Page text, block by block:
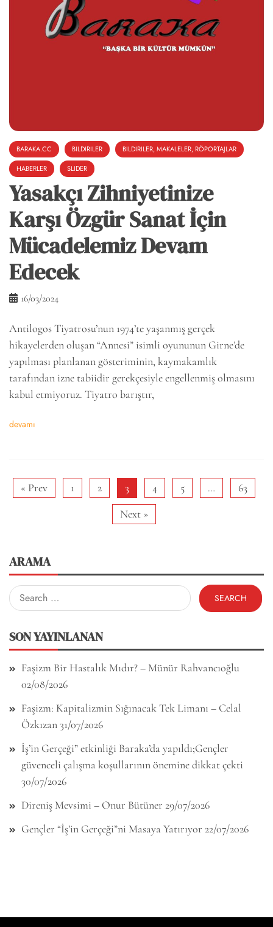
BARAKA.CC BILDIRILER
BILDIRILER, MAKALELER, RÖPORTAJLAR
HABERLER
SLIDER
Yasakçı Zihniyetinize
Karşı Özgür Sanat İçin
Mücadelemiz Devam
Edecek
16/03/2024
Antilogos Tiyatrosu’nun 1974’te yaşanmış gerçek
hikayelerden oluşan “Annesi” isimli oyununun Girne’de
yapılması planlanan gösteriminin, kaymakamlık
tarafından izne tabiidir gerekçesiyle engellenmiş olmasını
kabul etmiyoruz. Tiyatro barıştır,
devamı
« Prev 1 2 3 4 5 …
63
Next »
ARAMA
Search
for:
SON YAYINLANAN
Faşizm Bir Hastalık Mıdır? – Münür Rahvancıoğlu
02/08/2026
Faşizm: Kapitalizmin Sığınacak Tek Limanı – Celal
Özkızan31/07/2026
İş’in Gerçeği” etkinliği Baraka’da yapıldı;Gençler
güvenceli çalışma koşullarının önemine dikkat çekti
30/07/2026
Direniş Mevsimi – Onur Bütüner 29/07/2026
Gençler “İş’in Gerçeği”ni Masaya Yatırıyor 22/07/2026